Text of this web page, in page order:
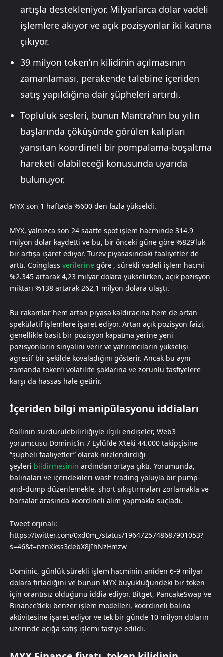
artışla destekleniyor. Milyarlarca dolar vadeli
işlemlere akıyor ve açık pozisyonlar iki katına
çıkıyor.
39 milyon token’ın kilidinin açılmasının
zamanlaması, perakende talebine içeriden
satış yapıldığına dair şüpheleri artırdı.
Topluluk sesleri, bunun Mantra’nın bu yılın
başlarında çöküşünde görülen kalıpları
yansıtan koordineli bir pompalama-boşaltma
hareketi olabileceği konusunda uyarıda
bulunuyor.
MYX son 1 haftada %600 den fazla yükseldi.
MYX, yalnızca son 24 saatte spot işlem hacminde 314,9
milyon dolar kaydetti ve bu, bir önceki güne göre %829’luk
bir artışa işaret ediyor. Türev piyasasındaki faaliyetler de
arttı. Coinglass verilerine göre , sürekli vadeli işlem hacmi
%2.345 artarak 4,23 milyar dolara yükselirken, açık pozisyon
miktarı %138 artarak 262,1 milyon dolara ulaştı.
Bu rakamlar hem artan piyasa kaldıracına hem de artan
spekülatif işlemlere işaret ediyor. Artan açık pozisyon faizi,
genellikle basit bir pozisyon kapatma yerine yeni
pozisyonların sinyalini verir ve yatırımcıların yükselişi
agresif bir şekilde kovaladığını gösterir. Ancak bu aynı
zamanda token’ı volatilite şoklarına ve zorunlu tasfiyelere
karşı da hassas hale getirir.
İçeriden bilgi manipülasyonu iddiaları
Rallinin sürdürülebilirliğiyle ilgili endişeler, Web3
yorumcusu Dominic’in 7 Eylül’de X’teki 44.000 takipçisine
“şüpheli faaliyetler” olarak nitelendirdiği
şeyleri bildirmesinin ardından ortaya çıktı. Yorumunda,
balinaları ve içeridekileri wash trading yoluyla bir pump-
and-dump düzenlemekle, short sıkıştırmaları zorlamakla ve
borsalar arasında koordineli alım yapmakla suçladı.
Tweet orjinali:
https://twitter.com/0xd0m_/status/1964725748687901053?
s=46&t=nznXkss3debX8JIhNzHmzw
Dominic, günlük sürekli işlem hacminin aniden 6-9 milyar
dolara fırladığını ve bunun MYX büyüklüğündeki bir token
için orantısız olduğunu iddia ediyor. Bitget, PancakeSwap ve
Binance’deki benzer işlem modelleri, koordineli balina
aktivitesine işaret ediyor ve tek bir günde 10 milyon doların
üzerinde açığa satış işlemi tasfiye edildi.